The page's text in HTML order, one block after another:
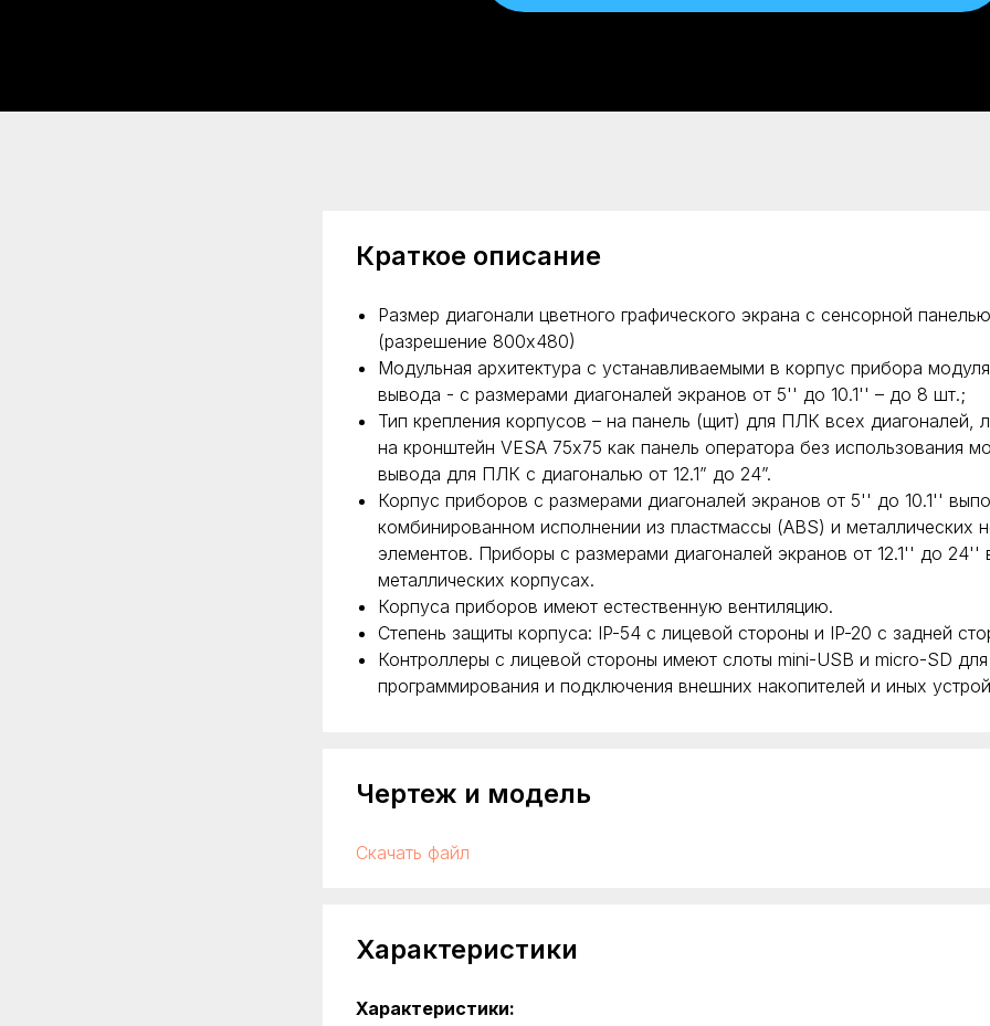
Краткое описание
Размер диагонали цветного графического экрана с сенсорной
(разрешение 800х480)
Модульная архитектура с устанавливаемыми в корпус прибора
вывода - с размерами диагоналей экранов от 5'' до 10.1'' – до 8 шт.;
Тип крепления корпусов – на панель (щит) для ПЛК всех диагоналей,
на кронштейн VESA 75х75 как панель оператора без использования
вывода для ПЛК с диагональю от 12.1” до 24”.
Корпус приборов с размерами диагоналей экранов от 5'' до 10.1''
комбинированном исполнении из пластмассы (ABS) и металлических
элементов. Приборы с размерами диагоналей экранов от 12.1'' до 24''
металлических корпусах.
Корпуса приборов имеют естественную вентиляцию.
Степень защиты корпуса: IP-54 с лицевой стороны и IP-20 с задней
Контроллеры с лицевой стороны имеют слоты mini-USB и micro-SD
программирования и подключения внешних накопителей и иных
Чертеж и модель
Скачать файл
Характеристики
Характеристики: